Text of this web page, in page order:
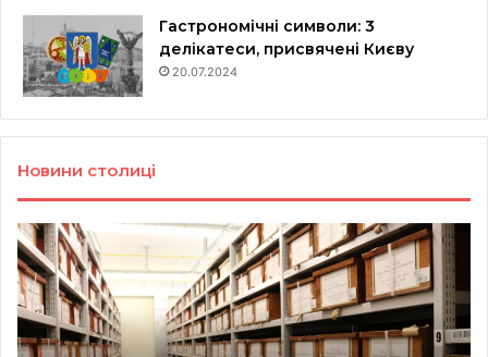
Гастрономічні символи: 3
делікатеси, присвячені Києву
20.07.2024
Новини столиці
У
Києві
запустили
онлайн-
сервіс
для